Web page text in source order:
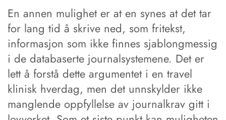
En annen mulighet er at en synes at det tar
for lang tid å skrive ned, som fritekst,
informasjon som ikke finnes sjablongmessig
i de databaserte journalsystemene. Det er
lett å forstå dette argumentet i en travel
klinisk hverdag, men det unnskylder ikke
manglende oppfyllelse av journalkrav gitt i